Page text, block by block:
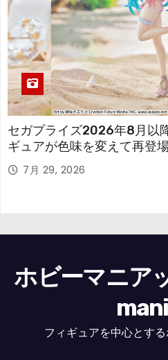
セガプライズ2026年8月以
ギュアが色味を変えて再登場
7月 29, 2026
ホビーマニア
フィギュアを中心とす